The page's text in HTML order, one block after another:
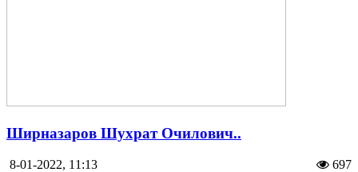
Ширназаров Шухрат Очилович..
8-01-2022, 11:13 697